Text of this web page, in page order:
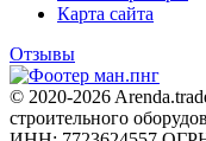
Карта сайта
Отзывы
© 2020-2026
строительного